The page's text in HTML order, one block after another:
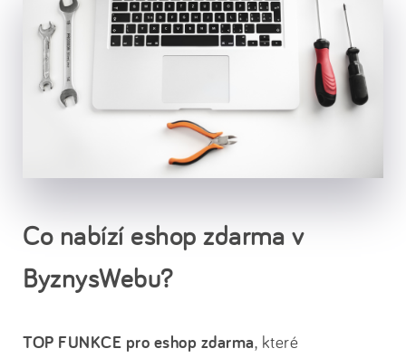
Co nabízí eshop zdarma v
ByznysWebu?
TOP FUNKCE pro eshop zdarma, které